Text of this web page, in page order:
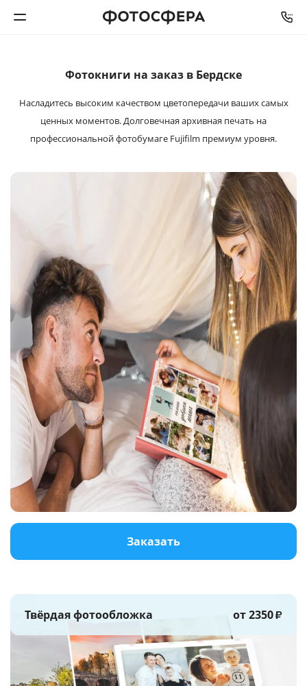
Печать фото
Фотокниги
Календари
Багетная мастерская
Полиграфия
Услуги и сервис
Магазин
Фотокниги на заказ в Бердске
Насладитесь высоким качеством цветопередачи ваших самых
ценных моментов. Долговечная архивная печать на
профессиональной фотобумаге Fujifilm премиум уровня.
Заказать
СРОК ИЗГОТОВЛЕНИЯ ОТ2ДО5 РАБОЧИХ ДНЕЙ
Твёрдая фотообложка от 2350₽